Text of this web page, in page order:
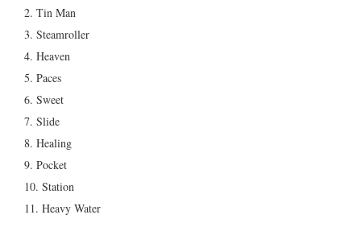
2. Tin Man
3. Steamroller
4. Heaven
5. Paces
6. Sweet
7. Slide
8. Healing
9. Pocket
10. Station
11. Heavy Water